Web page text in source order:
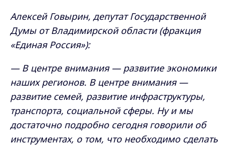
Алексей Говырин, депутат Государственной
Думы от Владимирской области (фракция
«Единая Россия»):
— В центре внимания — развитие экономики
наших регионов. В центре внимания —
развитие семей, развитие инфраструктуры,
транспорта, социальной сферы. Ну и мы
достаточно подробно сегодня говорили об
инструментах, о том, что необходимо сделать